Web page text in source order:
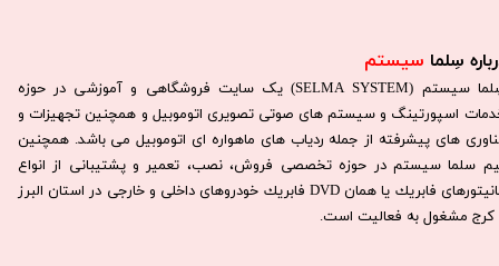
سِلما سیستم​​​​​​​
سِلما سيستم (SELMA SYSTEM) یک سایت فروشگاهی و آموزشی در حوزه
اسپورتینگ و سیستم های صوتی تصویری اتوموبیل و همچنین تجهیزات و
های پیشرفته از جمله ردیاب های ماهواره ای اتوموبیل می باشد. همچنين
سلما سيستم در حوزه تخصصی فروش، نصب، تعمير و پشتيبانی از انواع
مانيتورهای فابريك يا همان DVD فابريك خودروهای داخلی و خارجی در استان البرز
كرج مشغول به فعاليت است.​​​​​​​